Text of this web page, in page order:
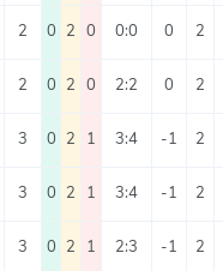
2 0 2 0 0:0 0 2
2 0 2 0 2:2 0 2
3 0 2 1 3:4 -1 2
3 0 2 1 3:4 -1 2
3 0 2 1 2:3 -1 2